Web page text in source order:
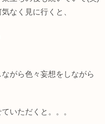
なく見に行くと、
がら色々妄想をしながら
いただくと。。。